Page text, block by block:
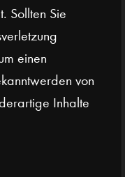
Sollten Sie
einen
von
Inhalte